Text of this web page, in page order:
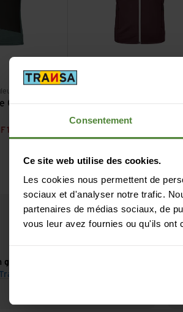
Consentement
Ce site web utilise des cookies.
Les cookies nous permettent de
sociaux et d'analyser notre trafic.
partenaires de médias sociaux, de
vous leur avez fournies ou qu'ils ont
blue
en soldes
Grid Vest
132,90
OrtovoxFleece Plus
M
gratuite à partir de CHF 99
TransaCard